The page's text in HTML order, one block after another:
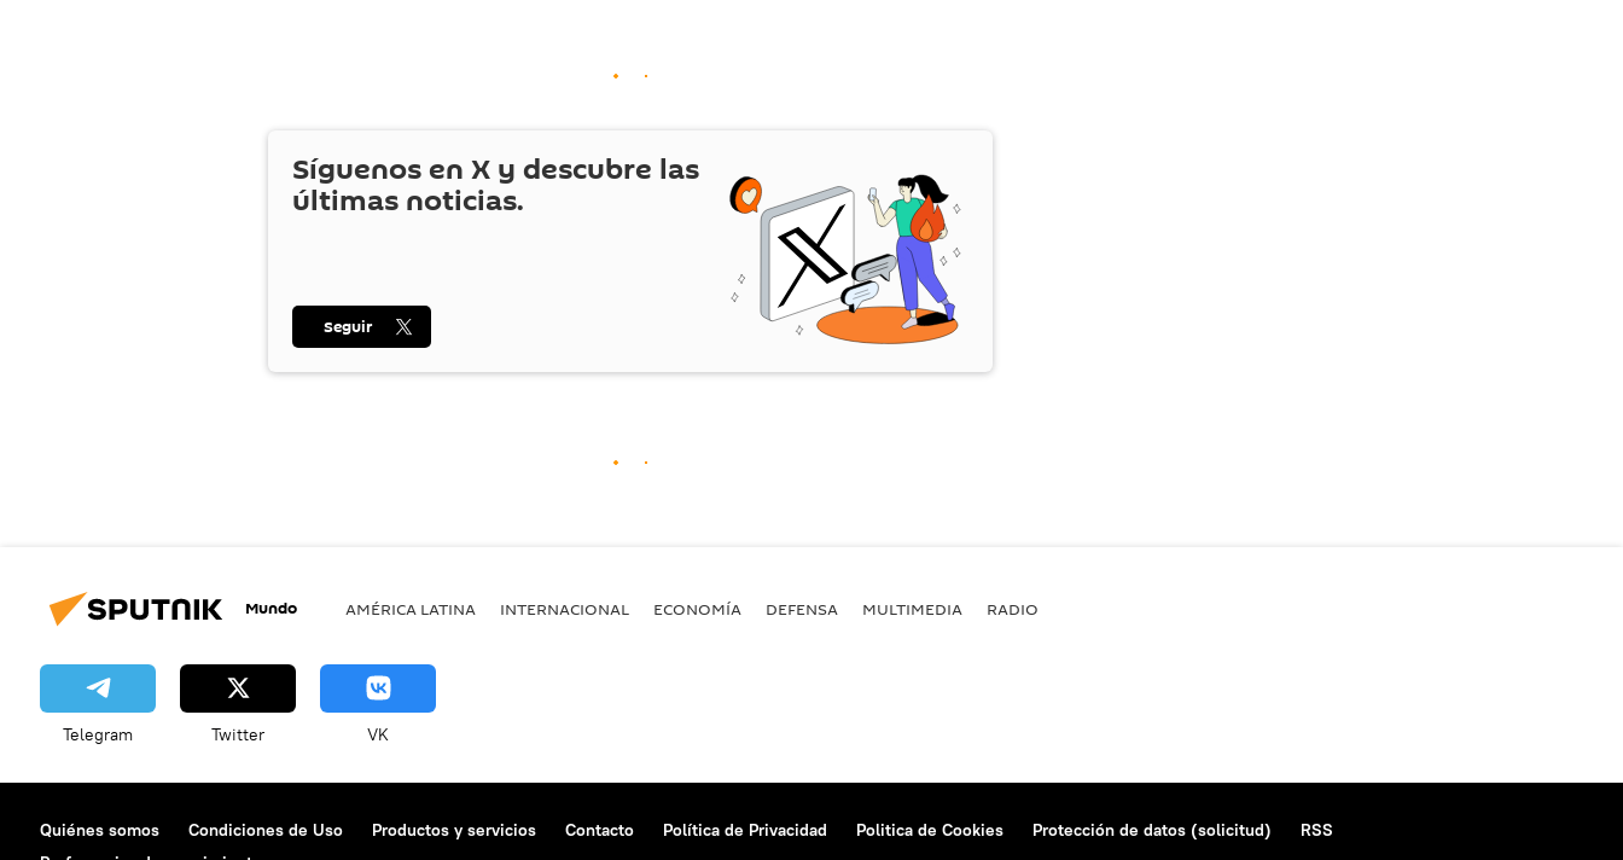
Síguenos en X y descubre las
últimas noticias.
Seguir
Mundo AMÉRICA LATINA INTERNACIONAL ECONOMÍA DEFENSA MULTIMEDIA RADIO
Telegram Twitter VK
Quiénes somos Condiciones de Uso Productos y servicios Contacto Política de Privacidad Politica de Cookies Protección de datos (solicitud)
RSS